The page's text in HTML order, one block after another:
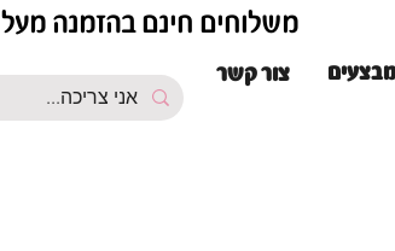
צור קשר מבצעים
משלוחים חינם בהזמנה מעל 299₪